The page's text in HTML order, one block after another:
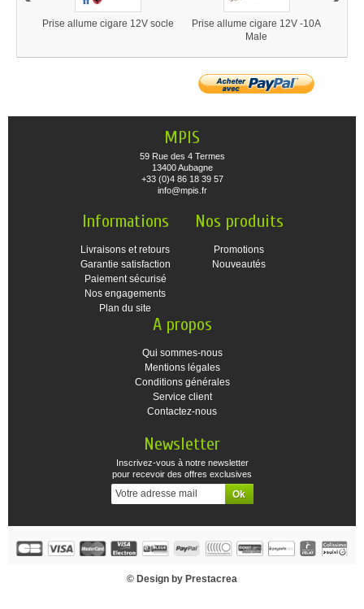
Prise allume cigare 12V socle
Prise allume cigare 12V -10A
Male
MPIS
59 Rue des 4 Termes
13400 Aubagne
+33 (0)4 86 18 39 57
info@mpis.fr
Informations
Livraisons et retours
Garantie satisfaction
Paiement sécurisé
Nos engagements
Plan du site
Nos produits
Promotions
Nouveautés
A propos
Qui sommes-nous
Mentions légales
Conditions générales
Service client
Contactez-nous
Newsletter
Inscrivez-vous à notre newsletter
pour recevoir des offres exclusives
© Design by Prestacrea